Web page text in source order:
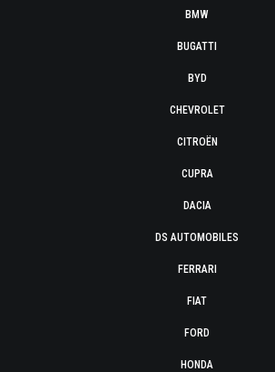
BMW
BUGATTI
BYD
CHEVROLET
CITROËN
CUPRA
DACIA
DS AUTOMOBILES
FERRARI
FIAT
FORD
HONDA